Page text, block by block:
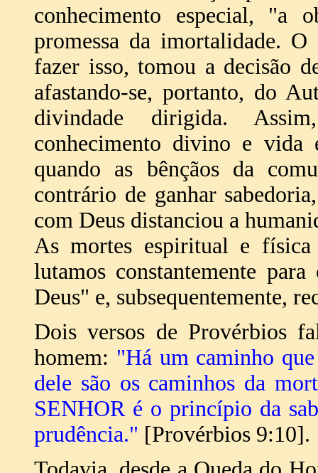
conhecimento especial, "a
promessa da imortalidade.
fazer isso, tomou a decisão
afastando-se, portanto, do
divindade dirigida.
conhecimento divino e vida
quando as bênçãos da
contrário de ganhar
com Deus distanciou a
As mortes espiritual e física
lutamos constantemente
Deus" e, subsequentemente,
Dois versos de Provérbios
homem: "Há um caminho
dele são os caminhos da
SENHOR é o princípio da
prudência." [Provérbios 9:10].